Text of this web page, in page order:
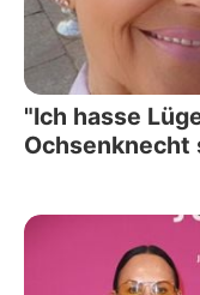
"Ich hasse
Ochsenknecht